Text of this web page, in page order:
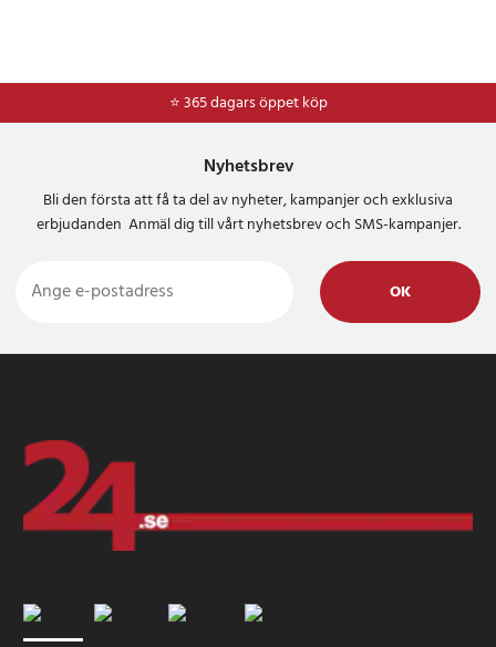
⭐ 365 dagars öppet köp
⭐Frakt 49kr *
Nyhetsbrev
Bli den första att få ta del av nyheter, kampanjer och exklusiva
erbjudanden Anmäl dig till vårt nyhetsbrev och SMS-kampanjer.
OK